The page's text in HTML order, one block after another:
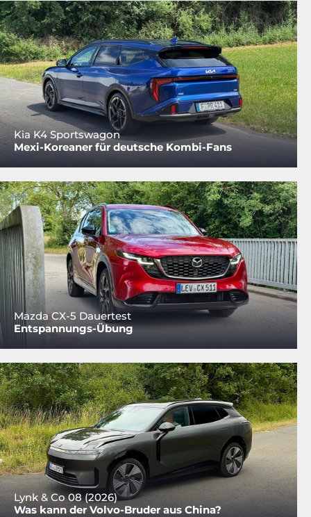
Kia K4 Sportswagon
Mexi-Koreaner für deutsche Kombi-Fans
Mazda CX-5 Dauertest
Entspannungs-Übung
Lynk & Co 08 (2026)
Was kann der Volvo-Bruder aus China?